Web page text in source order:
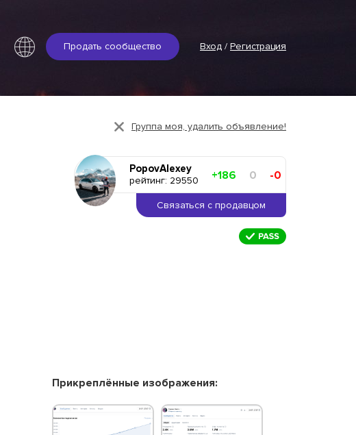
Продать сообщество Вход / Регистрация
Группа моя, удалить объявление!
PopovAlexey
рейтинг: 29550 +186 0 -0
Связаться с продавцом
Прикреплённые изображения: